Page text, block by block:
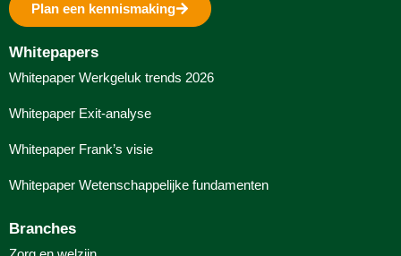
Plan een kennismaking
Whitepapers
Whitepaper Werkgeluk trends 2026
Whitepaper Exit-analyse
Whitepaper Frank’s visie
Whitepaper Wetenschappelijke fundamenten
Branches